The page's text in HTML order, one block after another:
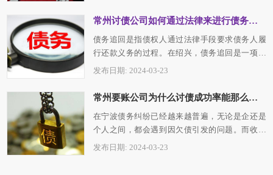
常州讨债公司如何通过法律来进行债务追回？
债务追回是指债权人通过法律手段要求债务人履
行还款义务的过程。在绍兴，债务追回是一项复
杂且关键的法律程序，但债权人有权利依法…
发布日期: 2024-03-23
常州要账公司为什么讨债成功率能那么高？
在宁波债务纠纷已经越来越普遍，无论是企还是
个人之间，都会遇到因欠债引发的问题。而收回
债务则需要专业的宁波讨债公司来负责。在…
发布日期: 2024-03-23